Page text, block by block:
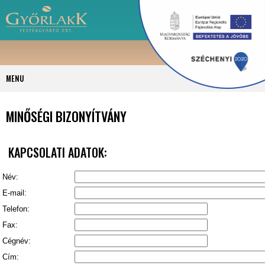
MENU
MINŐSÉGI BIZONYÍTVÁNY
KAPCSOLATI ADATOK:
Név:
E-mail:
Telefon:
Fax:
Cégnév:
Cím: